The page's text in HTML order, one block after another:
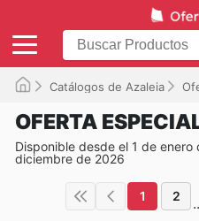
Catálogos de Azaleia
OFERTA
Disponible desde el 1 de
diciembre de 2026
1 2